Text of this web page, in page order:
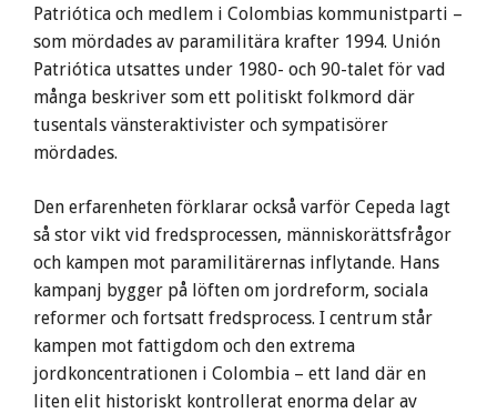
Patriótica och medlem i Colombias kommunistparti –
som mördades av paramilitära krafter 1994. Unión
Patriótica utsattes under 1980- och 90-talet för vad
många beskriver som ett politiskt folkmord där
tusentals vänsteraktivister och sympatisörer
mördades.
Den erfarenheten förklarar också varför Cepeda lagt
så stor vikt vid fredsprocessen, människorättsfrågor
och kampen mot paramilitärernas inflytande. Hans
kampanj bygger på löften om jordreform, sociala
reformer och fortsatt fredsprocess. I centrum står
kampen mot fattigdom och den extrema
jordkoncentrationen i Colombia – ett land där en
liten elit historiskt kontrollerat enorma delar av